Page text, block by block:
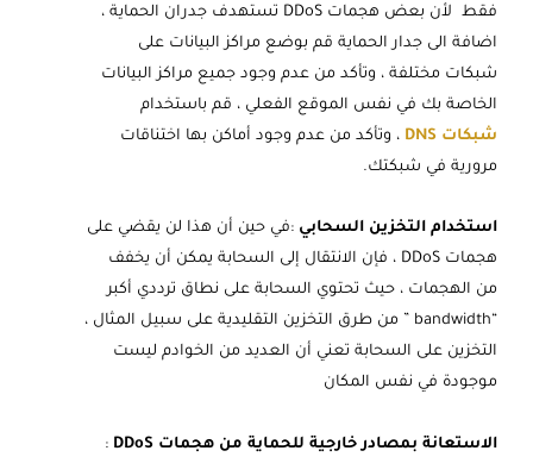
فقط لأن بعض هجمات DDoS تستهدف جدران الحماية ،
اضافة الى جدار الحماية قم بوضع مراكز البيانات على
شبكات مختلفة ، وتأكد من عدم وجود جميع مراكز البيانات
الخاصة بك في نفس الموقع الفعلي ، قم باستخدام
شبكات DNS
، وتأكد من عدم وجود أماكن بها اختناقات
مرورية في شبكتك.
استخدام التخزين السحابي :في حين أن هذا لن يقضي على
هجمات DDoS ، فإن الانتقال إلى السحابة يمكن أن يخفف
من الهجمات ، حيث تحتوي السحابة على نطاق ترددي أكبر
“bandwidth ” من طرق التخزين التقليدية على سبيل المثال ،
التخزين على السحابة تعني أن العديد من الخوادم ليست
موجودة في نفس المكان
الاستعانة بمصادر خارجية للحماية من هجمات DDoS
: